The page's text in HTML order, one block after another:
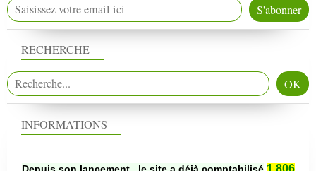
RECHERCHE
INFORMATIONS
1 806